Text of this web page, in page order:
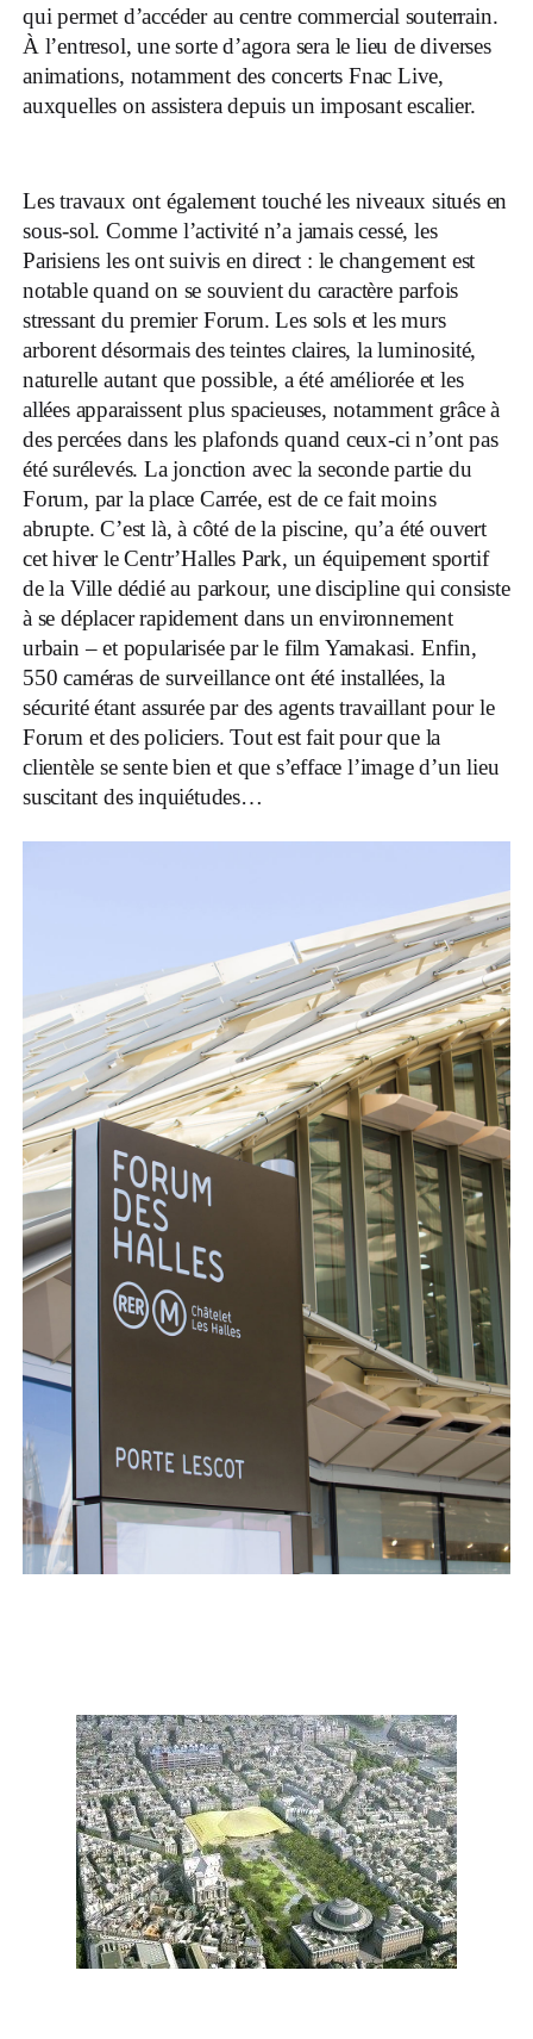
qui permet d’accéder au centre commercial souterrain.
À l’entresol, une sorte d’agora sera le lieu de diverses
animations, notamment des concerts Fnac Live,
auxquelles on assistera depuis un imposant escalier.
Les travaux ont également touché les niveaux situés en
sous-sol. Comme l’activité n’a jamais cessé, les
Parisiens les ont suivis en direct : le changement est
notable quand on se souvient du caractère parfois
stressant du premier Forum. Les sols et les murs
arborent désormais des teintes claires, la luminosité,
naturelle autant que possible, a été améliorée et les
allées apparaissent plus spacieuses, notamment grâce à
des percées dans les plafonds quand ceux-ci n’ont pas
été surélevés. La jonction avec la seconde partie du
Forum, par la place Carrée, est de ce fait moins
abrupte. C’est là, à côté de la piscine, qu’a été ouvert
cet hiver le Centr’Halles Park, un équipement sportif
de la Ville dédié au parkour, une discipline qui consiste
à se déplacer rapidement dans un environnement
urbain – et popularisée par le film Yamakasi. Enfin,
550 caméras de surveillance ont été installées, la
sécurité étant assurée par des agents travaillant pour le
Forum et des policiers. Tout est fait pour que la
clientèle se sente bien et que s’efface l’image d’un lieu
suscitant des inquiétudes…